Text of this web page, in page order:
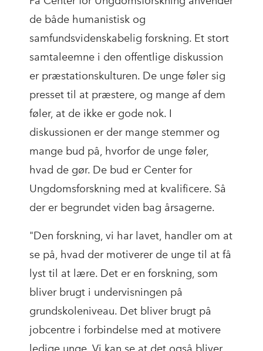
de både humanistisk og
samfundsvidenskabelig forskning. Et stort
samtaleemne i den offentlige diskussion
er præstationskulturen. De unge føler sig
presset til at præstere, og mange af dem
føler, at de ikke er gode nok. I
diskussionen er der mange stemmer og
mange bud på, hvorfor de unge føler,
hvad de gør. De bud er Center for
Ungdomsforskning med at kvalificere. Så
der er begrundet viden bag årsagerne.
"Den forskning, vi har lavet, handler om at
se på, hvad der motiverer de unge til at få
lyst til at lære. Det er en forskning, som
bliver brugt i undervisningen på
grundskoleniveau. Det bliver brugt på
jobcentre i forbindelse med at motivere